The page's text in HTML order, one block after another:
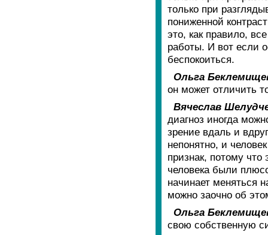
только при
пониженной
это, как правило,
работы. И вот если
беспокоиться.
Ольга
он может отличить
Вячеслав
диагноз иногда
зрение вдаль и
непонятно, и
признак, потому что
человека были
начинает меняться
можно заочно об
Ольга
свою собственную